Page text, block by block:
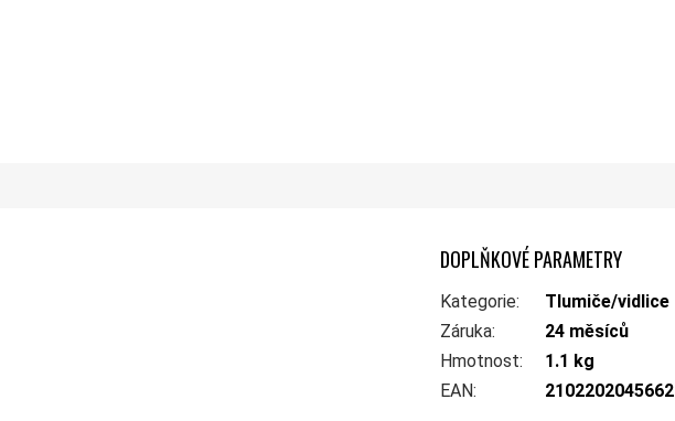
DOPLŇKOVÉ PARAMETRY
Kategorie:
Tlumiče/vidlice
Záruka:
24 měsíců
Hmotnost:
1.1 kg
EAN: 2102202045662